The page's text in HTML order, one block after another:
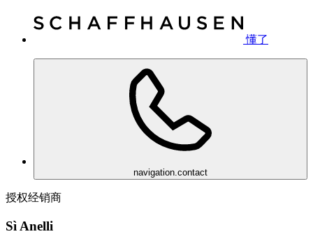
懂了
navigation.contact
授权经销商
Sì Anelli